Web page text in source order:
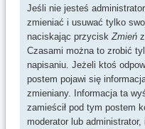
Jeśli nie jesteś
zmieniać i usuwać tylko
naciskając przycisk Zmień
Czasami można to zrobić
napisaniu. Jeżeli ktoś
postem pojawi się
zmieniany. Informacja ta
zamieścił pod tym postem
moderator lub